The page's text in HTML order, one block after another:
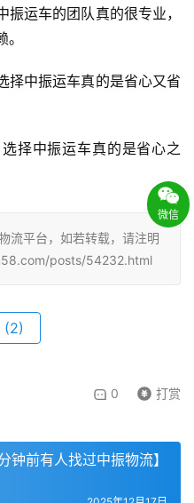
振运车的团队真的很专业，
择中振运车真的是省心又省
选择中振运车真的是省心之
流平台，如若转载，请注明
posts/54232.html
(2)
0 打赏
前有人找过中振物流】
微信